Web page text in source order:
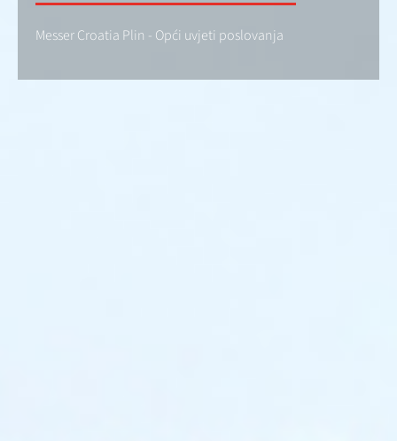
Messer Croatia Plin - Opći uvjeti poslovanja